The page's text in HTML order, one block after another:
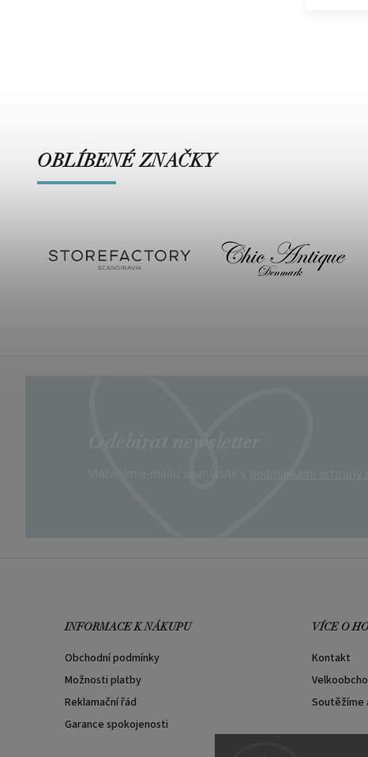
OBLÍBENÉ ZNAČKY
INFORMACE K NÁKUPU
Obchodní podmínky
Možnosti platby
Reklamační řád
Garance spokojenosti
VÍCE O
Kontakt
Soutěžíme